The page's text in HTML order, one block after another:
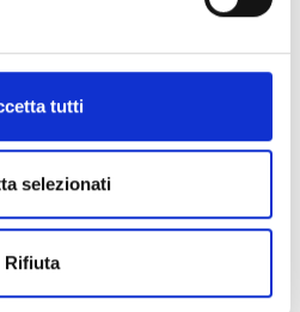
tutti
selezionati
Rifiuta